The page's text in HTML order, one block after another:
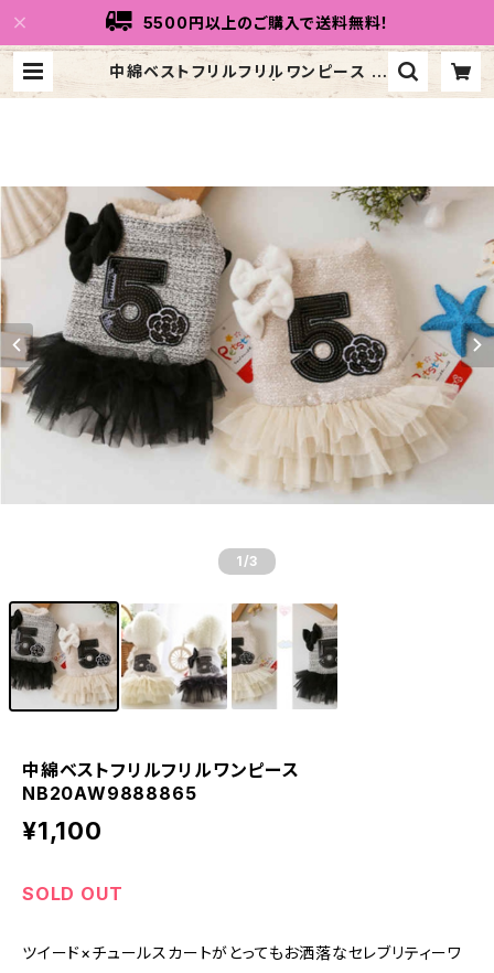
5500円以上のご購入で送料無料！
中綿ベストフリルフリルワンピース N
B20AW9888865 | トリコリコdo
1 /3
中綿ベストフリルフリルワンピース
NB20AW9888865
¥1,100
SOLD OUT
ツイード×チュールスカートがとってもお洒落なセレブリティーワ